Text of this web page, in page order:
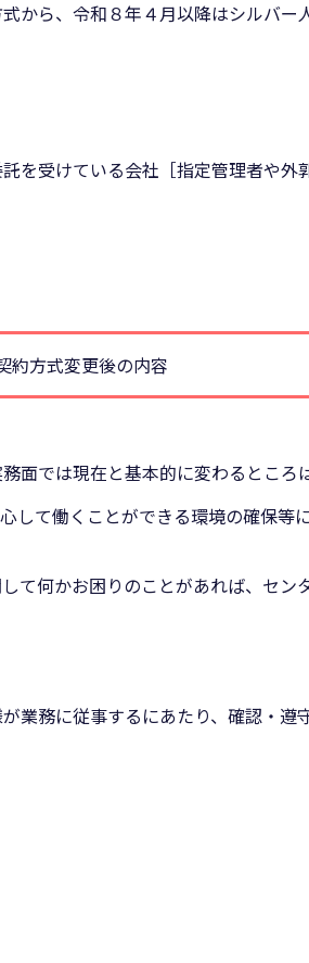
から、令和８年４月以降はシルバ
を受けている会社［指定管理者や外
約方式変更後の内容
面では現在と基本的に変わるところ
て働くことができる環境の確保等
何かお困りのことがあれば、セン
務に従事するにあたり、確認・遵